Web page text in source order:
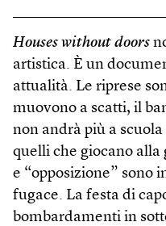
Houses without doors
artistica. È un
attualità. Le riprese
muovono a scatti, il
non andrà più a
quelli che giocano alla
e “opposizione” sono
fugace. La festa di
bombardamenti in